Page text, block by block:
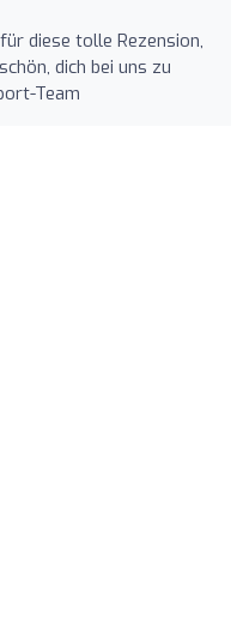
diese tolle Rezension,
dich bei uns zu
Team